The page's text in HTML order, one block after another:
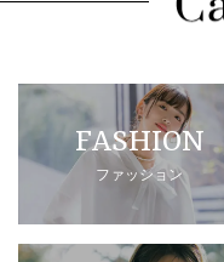
FASHION
ファッション